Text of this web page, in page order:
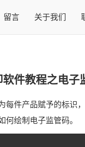
留言 关于我们
件教程之电子
每件产品赋予的标识
何绘制电子监管码。